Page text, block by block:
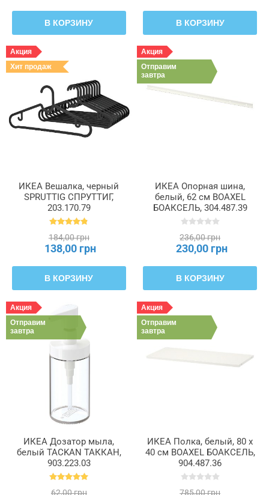
В КОРЗИНУ В КОРЗИНУ
Акция
Хит продаж
ИКЕА Вешалка, черный
SPRUTTIG СПРУТТИГ,
203.170.79
184,00 грн
138,00 грн
В КОРЗИНУ
Акция
Отправим
завтра
ИКЕА Опорная шина,
белый, 62 см BOAXEL
БОАКСЕЛЬ, 304.487.39
236,00 грн
230,00 грн
В КОРЗИНУ
Акция
Отправим
завтра
ИКЕА Дозатор мыла,
белый TACKAN ТАККАН,
903.223.03
62,00 грн
Акция
Отправим
завтра
ИКЕА Полка, белый, 80 x
40 см BOAXEL БОАКСЕЛЬ,
904.487.36
785,00 грн